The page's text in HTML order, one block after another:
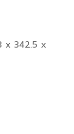
x 342.5 x